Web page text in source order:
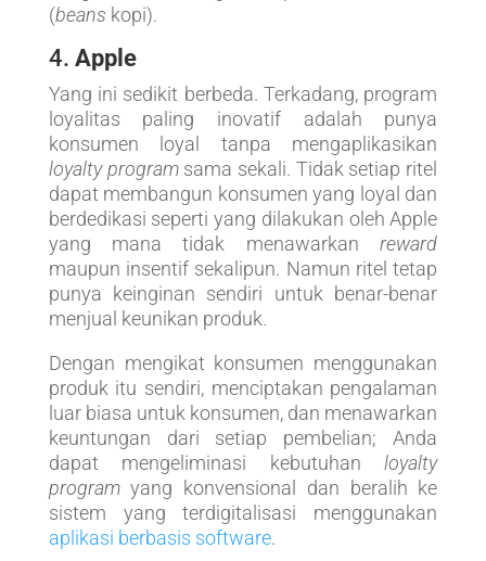
(beans kopi).
4. Apple
Yang ini sedikit berbeda. Terkadang, program
loyalitas paling inovatif adalah punya
konsumen loyal tanpa mengaplikasikan
loyalty programsama sekali. Tidak setiap ritel
dapat membangun konsumen yang loyal dan
berdedikasi seperti yang dilakukan oleh Apple
yang mana tidak menawarkanreward
maupun insentif sekalipun. Namun ritel tetap
punya keinginan sendiri untuk benar-benar
menjual keunikan produk.
Dengan mengikat konsumen menggunakan
produk itu sendiri, menciptakan pengalaman
luar biasa untuk konsumen, dan menawarkan
keuntungan dari setiap pembelian; Anda
dapat mengeliminasi kebutuhanloyalty
programyang konvensional dan beralih ke
sistem yang terdigitalisasi menggunakan
aplikasi berbasis software.